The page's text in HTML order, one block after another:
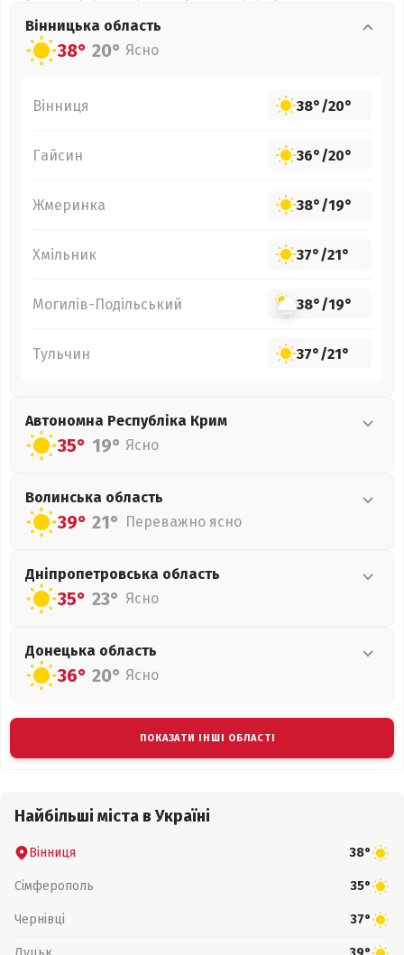
Вінницька область
38° 20° Ясно
Вінниця 38°/20°
Гайсин 36°/20°
Жмеринка 38°/19°
Хмільник 37°/21°
Могилів-Подільський 38°/19°
Тульчин 37°/21°
Автономна Республіка Крим
35° 19° Ясно
Волинська область
39° 21° Переважно ясно
Дніпропетровська область
35° 23° Ясно
Донецька область
36° 20° Ясно
ПОКАЗАТИ ІНШІ ОБЛАСТІ
Найбільші міста в Україні
Вінниця 38°
Сімферополь 35°
Чернівці 37°